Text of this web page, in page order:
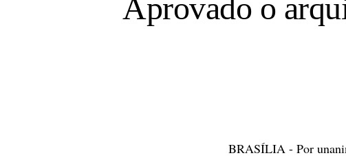
Aprovado o
BRASÍLIA - Por